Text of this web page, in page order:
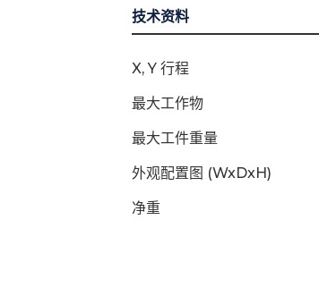
技术资料
X, Y 行程
最大工作物
最大工件重量
外观配置图 (WxDxH)
净重